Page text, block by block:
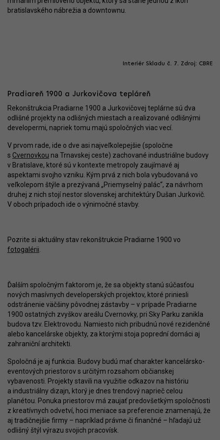
bratislavského nábrežia a downtownu.
Interiér Skladu č. 7. Zdroj: CBRE
Pradiareň 1900 a Jurkovičova tepláreň
Rekonštrukcia Pradiarne 1900 a Jurkovičovej teplárne sú dva
odlišné projekty na odlišných miestach a realizované odlišnými
developermi, napriek tomu majú spoločných viac vecí.
V prvom rade, ide o dve asi najveľkolepejšie (spoločne
s Cvernovkou na Trnavskej ceste) zachované industriálne budovy
v Bratislave, ktoré sú v kontexte metropoly zaujímavé aj
aspektami svojho vzniku. Kým prvá z nich bola vybudovaná vo
veľkolepom štýle a prezývaná „Priemyselný palác“, za návrhom
druhej z nich stojí nestor slovenskej architektúry Dušan Jurkovič.
V oboch prípadoch ide o výnimočné stavby.
Pozrite si aktuálny stav rekonštrukcie Pradiarne 1900 vo
fotogalérii
Ďalším spoločným faktorom je, že sa objekty stanú súčasťou
nových masívnych developerských projektov, ktoré priniesli
odstránenie väčšiny pôvodnej zástavby – v prípade Pradiarne
1900 ostatných zvyškov areálu Cvernovky, pri Sky Parku zanikla
budova tzv. Elektrovodu. Namiesto nich pribudnú nové rezidenčné
alebo kancelárske objekty, za ktorými stoja poprední domáci aj
zahraniční architekti.
Spoločná je aj funkcia. Budovy budú mať charakter kancelársko-
eventových priestorov s určitým rozsahom občianskej
vybavenosti. Projekty stavili na využitie odkazov na históriu
a industriálny dizajn, ktorý je dnes trendový naprieč celou
planétou. Ponuka priestorov má zaujať predovšetkým spoločnosti
z kreatívnych odvetví, hoci meniace sa preferencie znamenajú, že
aj tradičnejšie firmy – napríklad právne či finančné – hľadajú už
odlišný štýl výrazu svojich pracovísk.